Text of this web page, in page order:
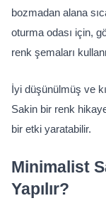
bozmadan alana
oturma odası için,
renk şemaları
İyi düşünülmüş ve
Sakin bir renk
bir etki yaratabilir.
Minimalist
Yapılır?